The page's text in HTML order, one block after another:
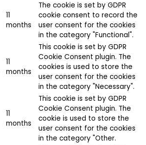
11
months
The cookie is set by GDPR
cookie consent to record the
user consent for the cookies
in the category "Functional".
11
months
This cookie is set by GDPR
Cookie Consent plugin. The
cookies is used to store the
user consent for the cookies
in the category "Necessary".
11
months
This cookie is set by GDPR
Cookie Consent plugin. The
cookie is used to store the
user consent for the cookies
in the category "Other.